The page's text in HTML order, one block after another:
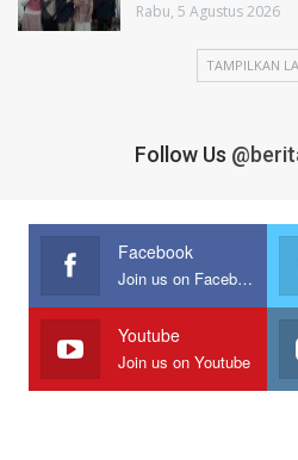
Rabu, 5 Agustus 2026
TAMPILKAN
Follow Us
Facebook
Join us on Facebook
Youtube
Join us on Youtube